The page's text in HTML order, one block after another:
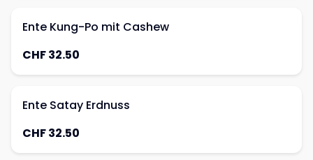
Ente Kung-Po mit Cashew
CHF 32.50
Ente Satay Erdnuss
CHF 32.50